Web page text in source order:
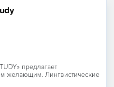
предлагает
желающим. Лингвистические